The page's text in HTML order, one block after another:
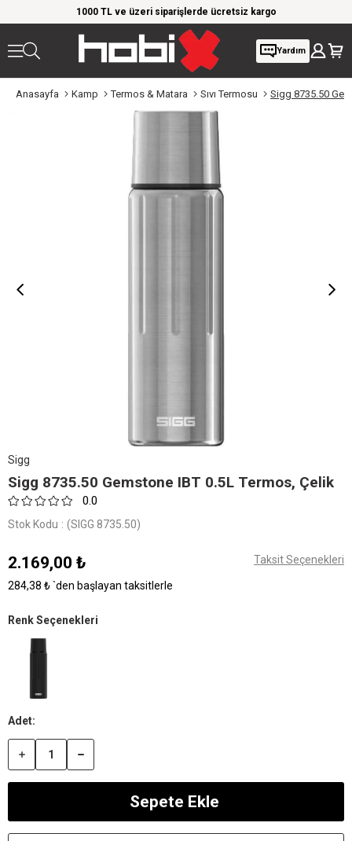
1000 TL ve üzeri siparişlerde ücretsiz kargo
Yardım
Anasayfa Kamp Termos & Matara Sıvı Termosu Sigg 8735.50
Sigg
Sigg 8735.50 Gemstone IBT 0.5L Termos, Çelik
0.0
Stok Kodu (SIGG 8735.50)
2.169,00 ₺ Taksit Seçenekleri
284,38 ₺`den başlayan taksitlerle
Renk Seçenekleri